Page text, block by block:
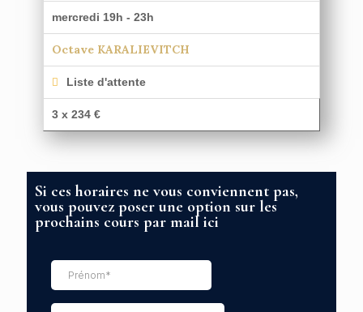
mercredi 19h - 23h
Octave KARALIEVITCH
Liste d'attente
3 x 234 €
Si ces horaires ne vous conviennent pas,
vous pouvez poser une option sur les
prochains cours par mail ici